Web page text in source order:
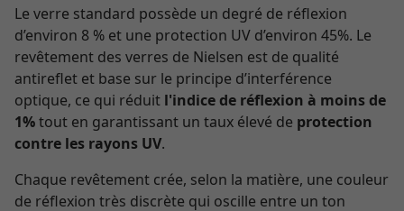
Le verre standard possède un degré de réflexion
d’environ 8 % et une protection UV d’environ 45%. Le
revêtement des verres de Nielsen est de qualité
antireflet et base sur le principe d’interférence
optique, ce qui réduit l'indice de réflexion à moins de
1%tout en garantissant un taux élevé de protection
contre les rayons UV.
Chaque revêtement crée, selon la matière, une couleur
de réflexion très discrète qui oscille entre un ton